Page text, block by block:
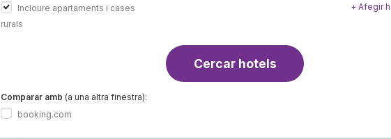
Incloure apartaments i cases
rurals
+ Afegir
Cercar hotels
Comparar amb (a una altra finestra):
booking.com